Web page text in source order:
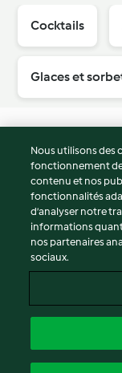
Cocktails
Glaces et
© Copyright 2026
Conditions
Politique de
Non-responsabilité
Mentions légales
Contenu du rapport
Déclaration
Nous utilisons des
fonctionnement
contenu et nos
fonctionnalités
d’analyser notre
informations
nos partenaires
sociaux.